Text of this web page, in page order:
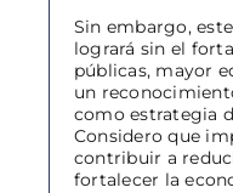
Sin embargo,
logrará sin el
públicas, mayor
un
como estrategia
Considero que
contribuir a
fortalecer la